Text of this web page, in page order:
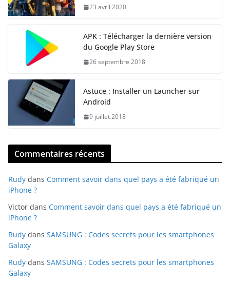
23 avril 2020
APK : Télécharger la dernière version
du Google Play Store
26 septembre 2018
Astuce : Installer un Launcher sur
Android
9 juillet 2018
Commentaires récents
Rudy dans Comment savoir dans quel pays a été fabriqué un
iPhone ?
Victor dans Comment savoir dans quel pays a été fabriqué un
iPhone ?
Rudy dans SAMSUNG : Codes secrets pour les smartphones
Galaxy
Rudy dans SAMSUNG : Codes secrets pour les smartphones
Galaxy